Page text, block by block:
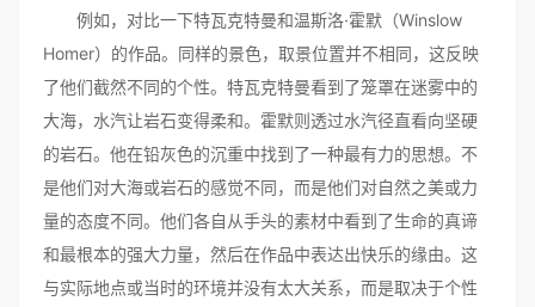
例如，对比一下特瓦克特曼和温斯洛·霍默（Winslow
Homer）的作品。同样的景色，取景位置并不相同，这反映
了他们截然不同的个性。特瓦克特曼看到了笼罩在迷雾中的
大海，水汽让岩石变得柔和。霍默则透过水汽径直看向坚硬
的岩石。他在铅灰色的沉重中找到了一种最有力的思想。不
是他们对大海或岩石的感觉不同，而是他们对自然之美或力
量的态度不同。他们各自从手头的素材中看到了生命的真谛
和最根本的强大力量，然后在作品中表达出快乐的缘由。这
与实际地点或当时的环境并没有太大关系，而是取决于个性